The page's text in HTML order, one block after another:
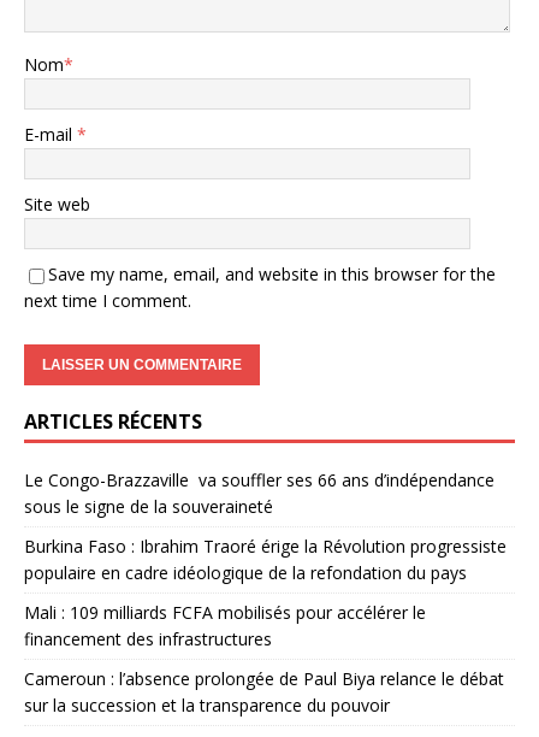
Nom*
E-mail *
Site web
Save my name, email, and website in this browser for the
next time I comment.
ARTICLES RÉCENTS
Le Congo-Brazzaville va souffler ses 66 ans d’indépendance
sous le signe de la souveraineté
Burkina Faso : Ibrahim Traoré érige la Révolution progressiste
populaire en cadre idéologique de la refondation du pays
Mali : 109 milliards FCFA mobilisés pour accélérer le
financement des infrastructures
Cameroun : l’absence prolongée de Paul Biya relance le débat
sur la succession et la transparence du pouvoir